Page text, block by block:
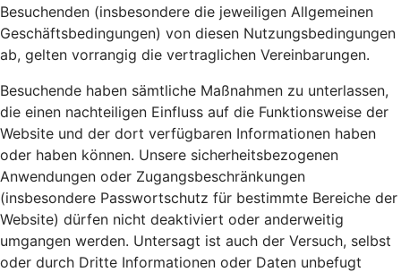
Besuchenden (insbesondere die jeweiligen Allgemeinen
Geschäftsbedingungen) von diesen Nutzungsbedingungen
ab, gelten vorrangig die vertraglichen Vereinbarungen.
Besuchende haben sämtliche Maßnahmen zu unterlassen,
die einen nachteiligen Einfluss auf die Funktionsweise der
Website und der dort verfügbaren Informationen haben
oder haben können. Unsere sicherheitsbezogenen
Anwendungen oder Zugangsbeschränkungen
(insbesondere Passwortschutz für bestimmte Bereiche der
Website) dürfen nicht deaktiviert oder anderweitig
umgangen werden. Untersagt ist auch der Versuch, selbst
oder durch Dritte Informationen oder Daten unbefugt